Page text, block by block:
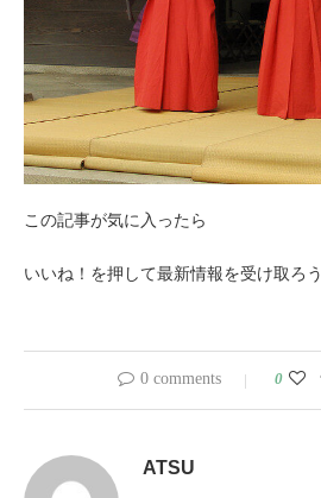
この記事が気に入ったら
いいね！を押して最新情報を受け取ろう
0 comments 0
ATSU